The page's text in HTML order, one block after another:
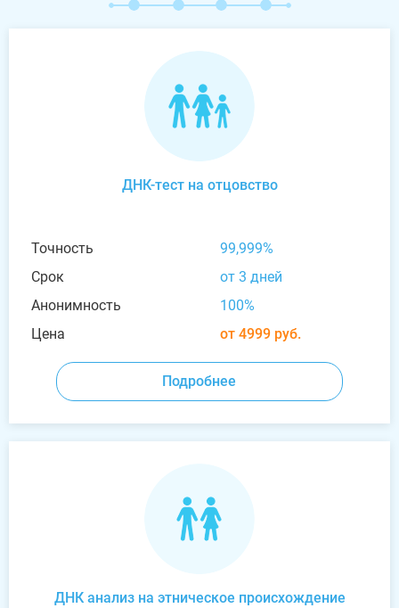
ДНК-тест на отцовство
Точность
99,999%
Срок
от 3 дней
Анонимность
100%
Цена
от 4999 руб.
Подробнее
ДНК анализ на этническое происхождение